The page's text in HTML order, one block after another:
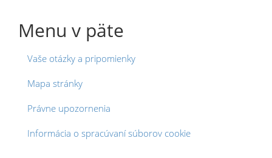
Menu v päte
Vaše otázky a pripomienky
Mapa stránky
Právne upozornenia
Informácia o spracúvaní súborov cookie